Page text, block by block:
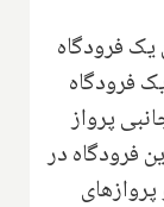
۱۹۵۳ به عنوان یک فرودگاه
کرد و در سال ۱۹۶۲ به یک فرودگاه
پرواز
فرودگاه در